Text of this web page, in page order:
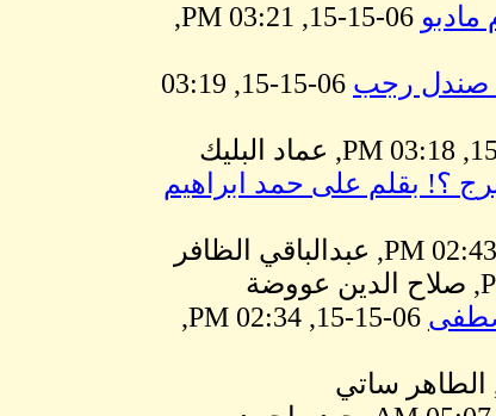
مادبو
06-15-15, 03:21 PM,
صندل رجب
06-15-15, 03:19
؟! بقلم على حمد ابراهيم
06-15-15, 02:34 PM,